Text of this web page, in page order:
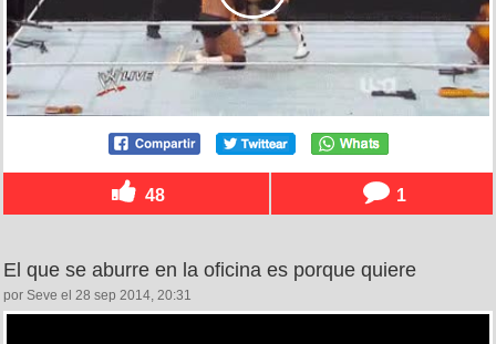
48 1
El que se aburre en la oficina es porque quiere
por Seve el 28 sep 2014, 20:31